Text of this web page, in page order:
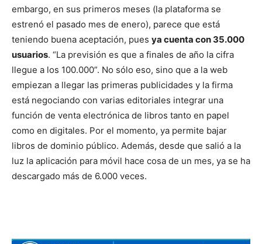
embargo, en sus primeros meses (la plataforma se
estrenó el pasado mes de enero), parece que está
teniendo buena aceptación, pues ya cuenta con 35.000
usuarios. “La previsión es que a finales de año la cifra
llegue a los 100.000”. No sólo eso, sino que a la web
empiezan a llegar las primeras publicidades y la firma
está negociando con varias editoriales integrar una
función de venta electrónica de libros tanto en papel
como en digitales. Por el momento, ya permite bajar
libros de dominio público. Además, desde que salió a la
luz la aplicación para móvil hace cosa de un mes, ya se ha
descargado más de 6.000 veces.